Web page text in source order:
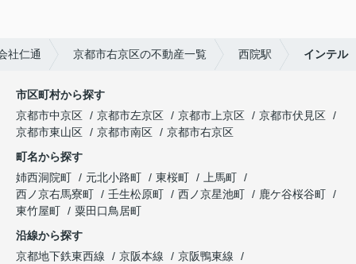
社仁通 京都市右京区の不動産一覧 西院駅 インテル
市区町村から探す
京都市中京区
京都市左京区 京都市上京区
京都市伏見区
京都市東山区
京都市南区
京都市右京区
町名から探す
姉西洞院町
元北小路町 東桜町
上馬町
西ノ京右馬寮町
壬生松原町 西ノ京星池町
鹿ケ谷桜谷町
東竹屋町
粟田口鳥居町
沿線から探す
京都地下鉄東西線
京阪本線
京阪鴨東線